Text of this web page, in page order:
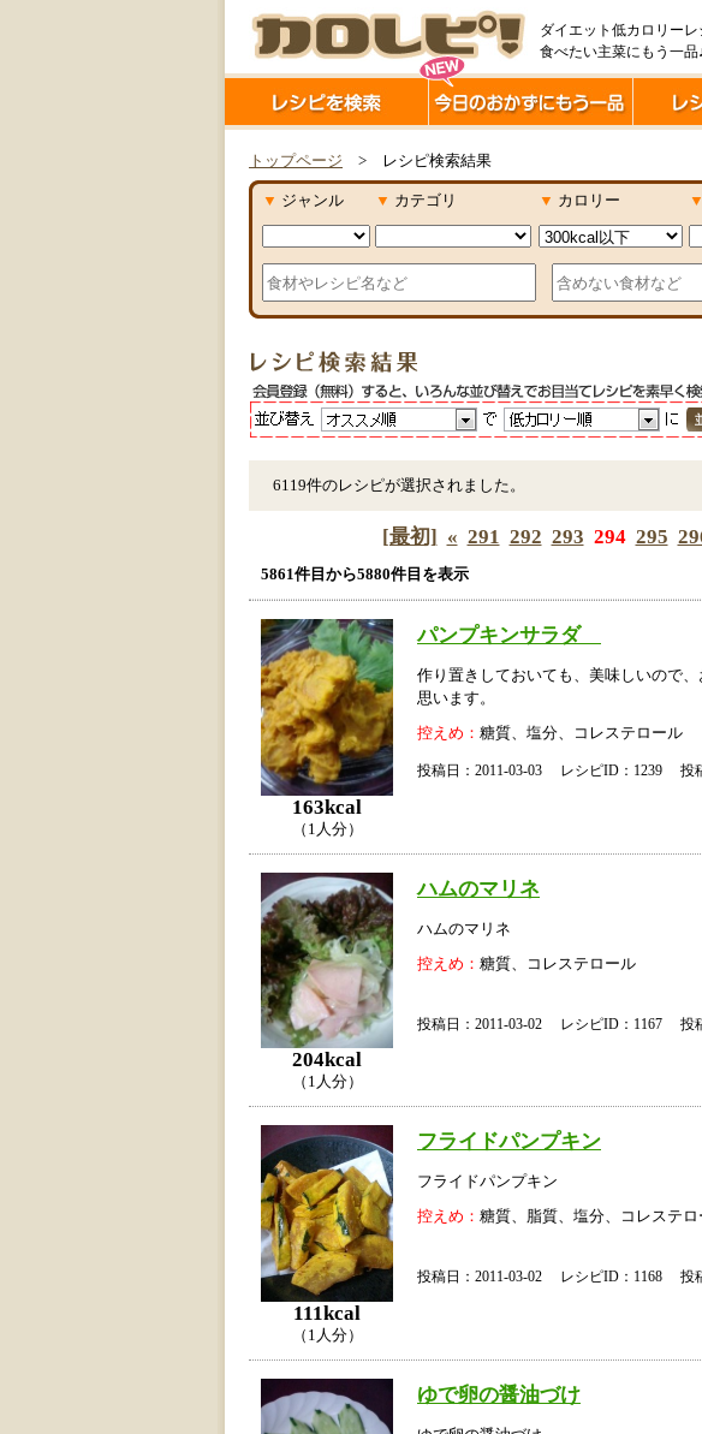
ダイエット低カロリー
食べたい主菜にもう一
トップページ > レシピ検索結果
▼ ジャンル ▼ カテゴリ ▼ カロリー ▼
6119件のレシピが選択されました。
[最初] « 291 292 293 294 295
5861件目から5880件目を表示
163kcal
（1人分）
パンプキンサラダ
作り置きしておいても、美味しいので、
思います。
控えめ： 糖質、塩分、コレステロール
投稿日：2011-03-03 レシピID：1239 投
204kcal
（1人分）
ハムのマリネ
ハムのマリネ
控えめ： 糖質、コレステロール
投稿日：2011-03-02 レシピID：1167 投
111kcal
（1人分）
フライドパンプキン
フライドパンプキン
控えめ： 糖質、脂質、塩分、コレステロ
投稿日：2011-03-02 レシピID：1168 投
ゆで卵の醤油づけ